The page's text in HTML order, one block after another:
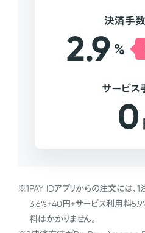
決済手
2.9 %
サービス
0
※1PAY IDアプリからの注文には、
3.6%+40円+サービス利用料
料はかかりません。